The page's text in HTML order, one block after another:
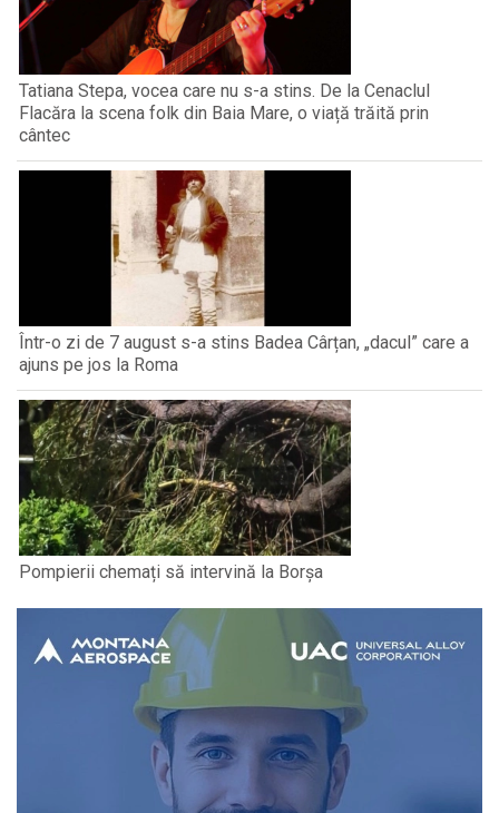
Tatiana Stepa, vocea care nu s-a stins. De la Cenaclul
Flacăra la scena folk din Baia Mare, o viață trăită prin
cântec
Într-o zi de 7 august s-a stins Badea Cârțan, „dacul” care a
ajuns pe jos la Roma
Pompierii chemați să intervină la Borșa